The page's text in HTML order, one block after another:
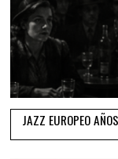
JAZZ EUROPEO